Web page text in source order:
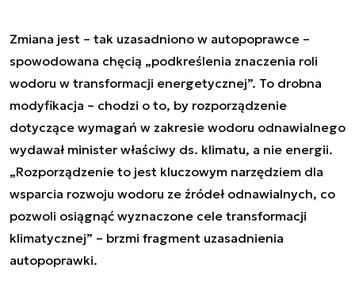
Zmiana jest – tak uzasadniono w autopoprawce –
spowodowana chęcią „podkreślenia znaczenia roli
wodoru w transformacji energetycznej”. To drobna
modyfikacja – chodzi o to, by rozporządzenie
dotyczące wymagań w zakresie wodoru odnawialnego
wydawał minister właściwy ds. klimatu, a nie energii.
„Rozporządzenie to jest kluczowym narzędziem dla
wsparcia rozwoju wodoru ze źródeł odnawialnych, co
pozwoli osiągnąć wyznaczone cele transformacji
klimatycznej” – brzmi fragment uzasadnienia
autopoprawki.